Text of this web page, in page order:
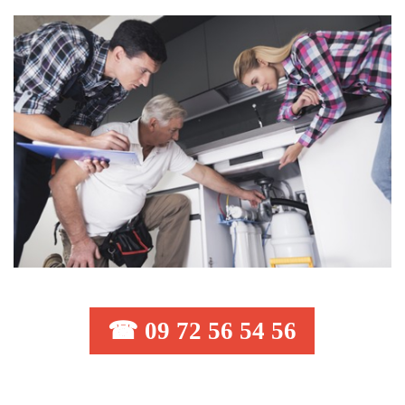
☎ 09 72 56 54 56